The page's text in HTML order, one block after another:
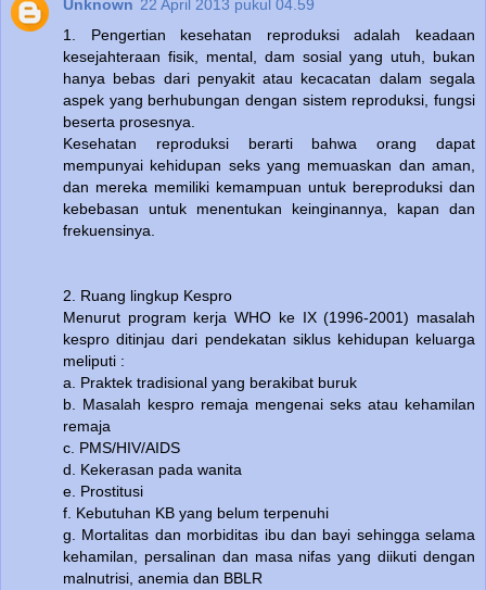
Unknown 22 April 2013 pukul 04.59
1. Pengertian kesehatan reproduksi adalah keadaan
kesejahteraan fisik, mental, dam sosial yang utuh, bukan
hanya bebas dari penyakit atau kecacatan dalam segala
aspek yang berhubungan dengan sistem reproduksi, fungsi
beserta prosesnya.
Kesehatan reproduksi berarti bahwa orang dapat
mempunyai kehidupan seks yang memuaskan dan aman,
dan mereka memiliki kemampuan untuk bereproduksi dan
kebebasan untuk menentukan keinginannya, kapan dan
frekuensinya.
2. Ruang lingkup Kespro
Menurut program kerja WHO ke IX (1996-2001) masalah
kespro ditinjau dari pendekatan siklus kehidupan keluarga
meliputi :
a. Praktek tradisional yang berakibat buruk
b. Masalah kespro remaja mengenai seks atau kehamilan
remaja
c. PMS/HIV/AIDS
d. Kekerasan pada wanita
e. Prostitusi
f. Kebutuhan KB yang belum terpenuhi
g. Mortalitas dan morbiditas ibu dan bayi sehingga selama
kehamilan, persalinan dan masa nifas yang diikuti dengan
malnutrisi, anemia dan BBLR